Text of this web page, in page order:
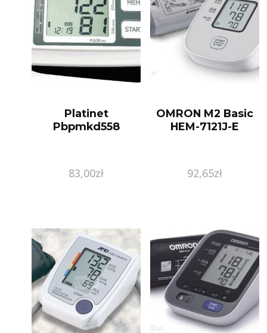
Platinet
Pbpmkd558
83,00zł
OMRON M2 Basic
HEM-7121J-E
92,65zł